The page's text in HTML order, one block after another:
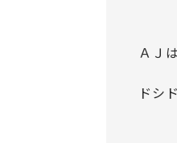
ＡＪ
ドシ